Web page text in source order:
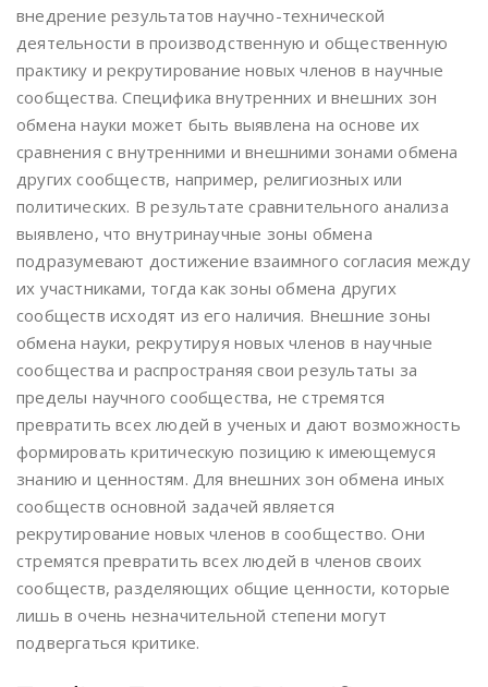
внедрение результатов научно-технической
деятельности в производственную и общественную
практику и рекрутирование новых членов в научные
сообщества. Специфика внутренних и внешних зон
обмена науки может быть выявлена на основе их
сравнения с внутренними и внешними зонами обмена
других сообществ, например, религиозных или
политических. В результате сравнительного анализа
выявлено, что внутринаучные зоны обмена
подразумевают достижение взаимного согласия между
их участниками, тогда как зоны обмена других
сообществ исходят из его наличия. Внешние зоны
обмена науки, рекрутируя новых членов в научные
сообщества и распространяя свои результаты за
пределы научного сообщества, не стремятся
превратить всех людей в ученых и дают возможность
формировать критическую позицию к имеющемуся
знанию и ценностям. Для внешних зон обмена иных
сообществ основной задачей является
рекрутирование новых членов в сообщество. Они
стремятся превратить всех людей в членов своих
сообществ, разделяющих общие ценности, которые
лишь в очень незначительной степени могут
подвергаться критике.